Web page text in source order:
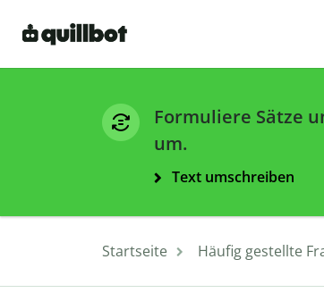
Formuliere Sätze
um.
Text umschreiben
Startseite Häufig gestellte